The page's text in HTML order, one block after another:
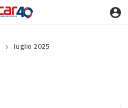
❯ luglio 2025